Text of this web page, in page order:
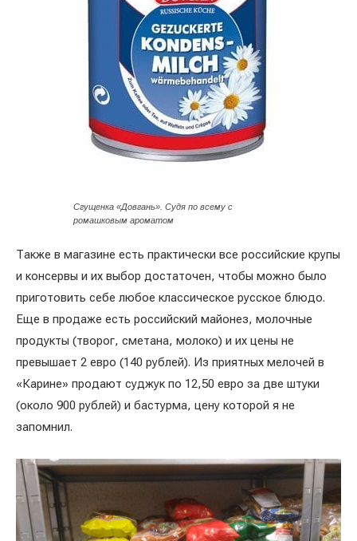
Сгущенка «Довгань». Судя по всему с
ромашковым ароматом
Также в магазине есть практически все российские крупы
и консервы и их выбор достаточен, чтобы можно было
приготовить себе любое классическое русское блюдо.
Еще в продаже есть российский майонез, молочные
продукты (творог, сметана, молоко) и их цены не
превышает 2 евро (140 рублей). Из приятных мелочей в
«Карине» продают суджук по 12,50 евро за две штуки
(около 900 рублей) и бастурма, цену которой я не
запомнил.